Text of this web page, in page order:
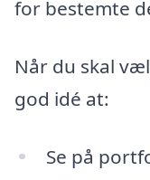
for bestemte
Når du skal
god idé at:
Se på